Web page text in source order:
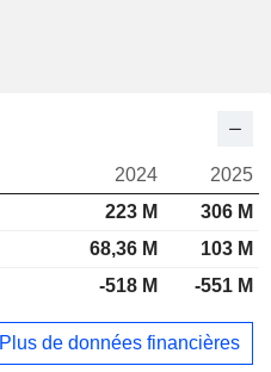
2024
2025
223 M
306 M
68,36 M
103 M
-518 M -551 M
Plus de données financières